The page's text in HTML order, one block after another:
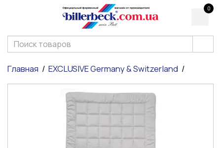
0
Главная EXCLUSIVE Germany & Switzerland